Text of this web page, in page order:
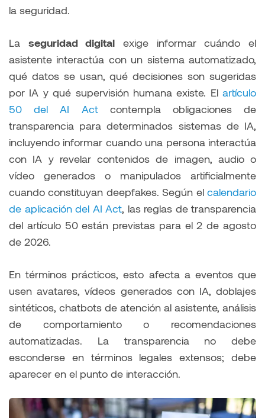
la seguridad.
La seguridad digital exige informar cuándo el
asistente interactúa con un sistema automatizado,
qué datos se usan, qué decisiones son sugeridas
por IA y qué supervisión humana existe. Elartículo
50 del AI Actcontempla obligaciones de
transparencia para determinados sistemas de IA,
incluyendo informar cuando una persona interactúa
con IA y revelar contenidos de imagen, audio o
vídeo generados o manipulados artificialmente
cuando constituyan deepfakes. Según elcalendario
de aplicación del AI Act, las reglas de transparencia
del artículo 50 están previstas para el 2 de agosto
de 2026.
En términos prácticos, esto afecta a eventos que
usen avatares, vídeos generados con IA, doblajes
sintéticos, chatbots de atención al asistente, análisis
de comportamiento o recomendaciones
automatizadas. La transparencia no debe
esconderse en términos legales extensos; debe
aparecer en el punto de interacción.